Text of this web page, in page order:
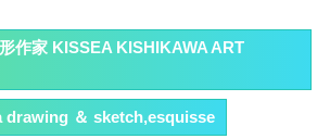
作家 KISSEA KISHIKAWA ART
drawing ＆ sketch,esquisse